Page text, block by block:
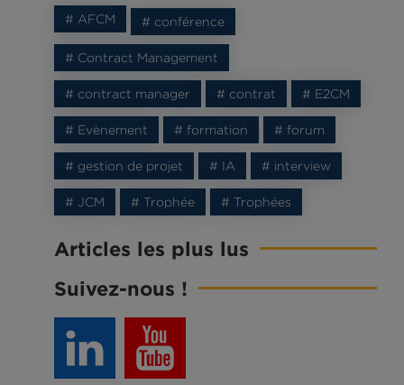
# AFCM # conférence
# Contract Management
# contract manager # contrat # E2CM
# Evènement # formation # forum
# gestion de projet # IA # interview
# JCM # Trophée # Trophées
Articles les plus lus
Suivez-nous !